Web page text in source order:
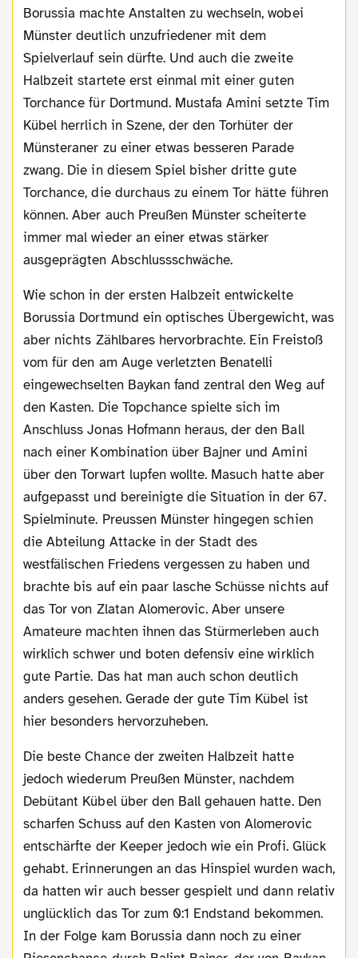
Borussia machte Anstalten zu wechseln, wobei
Münster deutlich unzufriedener mit dem
Spielverlauf sein dürfte. Und auch die zweite
Halbzeit startete erst einmal mit einer guten
Torchance für Dortmund. Mustafa Amini setzte Tim
Kübel herrlich in Szene, der den Torhüter der
Münsteraner zu einer etwas besseren Parade
zwang. Die in diesem Spiel bisher dritte gute
Torchance, die durchaus zu einem Tor hätte führen
können. Aber auch Preußen Münster scheiterte
immer mal wieder an einer etwas stärker
ausgeprägten Abschlussschwäche.
Wie schon in der ersten Halbzeit entwickelte
Borussia Dortmund ein optisches Übergewicht, was
aber nichts Zählbares hervorbrachte. Ein Freistoß
vom für den am Auge verletzten Benatelli
eingewechselten Baykan fand zentral den Weg auf
den Kasten. Die Topchance spielte sich im
Anschluss Jonas Hofmann heraus, der den Ball
nach einer Kombination über Bajner und Amini
über den Torwart lupfen wollte. Masuch hatte aber
aufgepasst und bereinigte die Situation in der 67.
Spielminute. Preussen Münster hingegen schien
die Abteilung Attacke in der Stadt des
westfälischen Friedens vergessen zu haben und
brachte bis auf ein paar lasche Schüsse nichts auf
das Tor von Zlatan Alomerovic. Aber unsere
Amateure machten ihnen das Stürmerleben auch
wirklich schwer und boten defensiv eine wirklich
gute Partie. Das hat man auch schon deutlich
anders gesehen. Gerade der gute Tim Kübel ist
hier besonders hervorzuheben.
Die beste Chance der zweiten Halbzeit hatte
jedoch wiederum Preußen Münster, nachdem
Debütant Kübel über den Ball gehauen hatte. Den
scharfen Schuss auf den Kasten von Alomerovic
entschärfte der Keeper jedoch wie ein Profi. Glück
gehabt. Erinnerungen an das Hinspiel wurden wach,
da hatten wir auch besser gespielt und dann relativ
unglücklich das Tor zum 0:1 Endstand bekommen.
In der Folge kam Borussia dann noch zu einer